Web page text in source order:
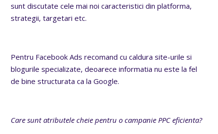
sunt discutate cele mai noi caracteristici din platforma,
strategii, targetari etc.
Pentru Facebook Ads recomand cu caldura site-urile si
blogurile specializate, deoarece informatia nu este la fel
de bine structurata ca la Google.
Care sunt atributele cheie pentru o campanie PPC eficienta?